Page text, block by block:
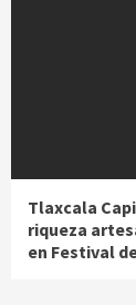
Tlaxcala
riqueza
en Festival